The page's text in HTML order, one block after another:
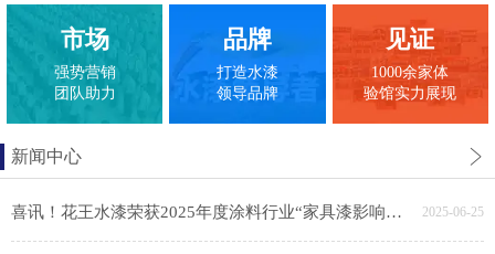
市场
强势营销
团队助力
品牌
打造水漆
领导品牌
见证
1000余家体
验馆实力展现
新闻中心
喜讯！花王水漆荣获2025年度涂料行业“家具漆影响力品牌” 2025-06-25